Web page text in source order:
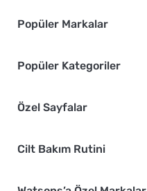
Popüler Markalar
Popüler Kategoriler
Özel Sayfalar
Cilt Bakım Rutini